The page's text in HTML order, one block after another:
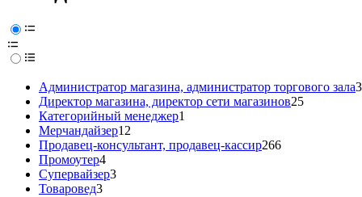
Администратор магазина, администратор торгового зала
Директор магазина, директор сети магазинов25
Категорийный менеджер1
Мерчандайзер12
Продавец-консультант, продавец-кассир266
Промоутер4
Супервайзер3
Товаровед3